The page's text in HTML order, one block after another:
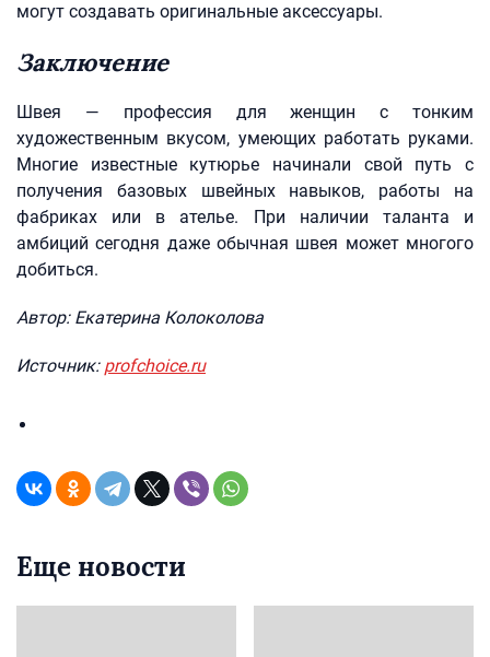
могут создавать оригинальные аксессуары.
Заключение
Швея — профессия для женщин с тонким
художественным вкусом, умеющих работать руками.
Многие известные кутюрье начинали свой путь с
получения базовых швейных навыков, работы на
фабриках или в ателье. При наличии таланта и
амбиций сегодня даже обычная швея может многого
добиться.
Автор: Екатерина Колоколова
Источник: profchoice.ru
Еще новости